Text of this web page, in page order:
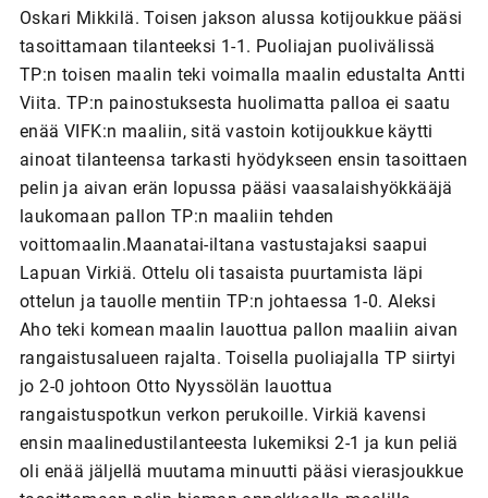
Oskari Mikkilä. Toisen jakson alussa kotijoukkue pääsi
tasoittamaan tilanteeksi 1-1. Puoliajan puolivälissä
TP:n toisen maalin teki voimalla maalin edustalta Antti
Viita. TP:n painostuksesta huolimatta palloa ei saatu
enää VIFK:n maaliin, sitä vastoin kotijoukkue käytti
ainoat tilanteensa tarkasti hyödykseen ensin tasoittaen
pelin ja aivan erän lopussa pääsi vaasalaishyökkääjä
laukomaan pallon TP:n maaliin tehden
voittomaalin.Maanatai-iltana vastustajaksi saapui
Lapuan Virkiä. Ottelu oli tasaista puurtamista läpi
ottelun ja tauolle mentiin TP:n johtaessa 1-0. Aleksi
Aho teki komean maalin lauottua pallon maaliin aivan
rangaistusalueen rajalta. Toisella puoliajalla TP siirtyi
jo 2-0 johtoon Otto Nyyssölän lauottua
rangaistuspotkun verkon perukoille. Virkiä kavensi
ensin maalinedustilanteesta lukemiksi 2-1 ja kun peliä
oli enää jäljellä muutama minuutti pääsi vierasjoukkue